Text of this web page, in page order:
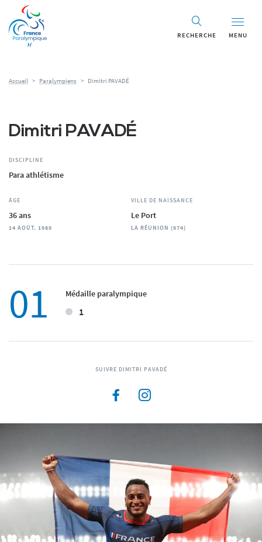
RECHERCHE MENU
Accueil > Paralympiens > Dimitri PAVADÉ
Dimitri PAVADÉ
DISCIPLINE
Para athlétisme
ÂGE
36 ans
14 AOÛT. 1989
VILLE DE NAISSANCE
Le Port
LA RÉUNION (974)
01 Médaille paralympique
1
SUIVRE DIMITRI PAVADÉ
Panneau de gestion des cookies